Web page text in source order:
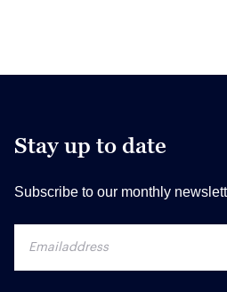
Stay up to date
Subscribe to our monthly